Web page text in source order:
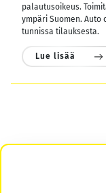
palautusoikeus.
ympäri Suomen.
tunnissa tilauksesta.
Lue lisää